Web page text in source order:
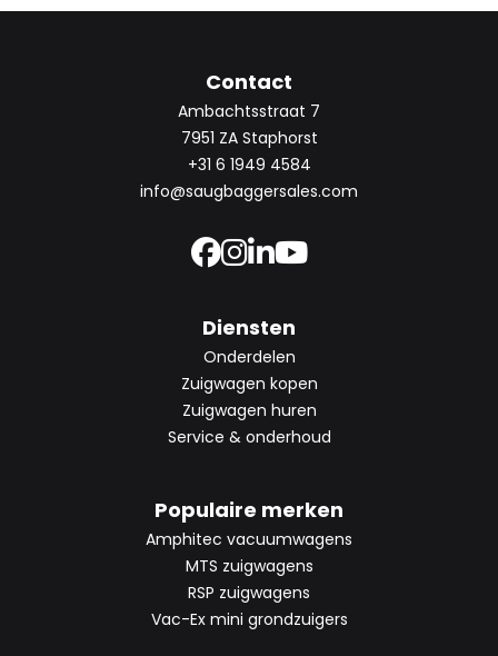
Contact
Ambachtsstraat 7
7951 ZA Staphorst
+31 6 1949 4584
info@saugbaggersales.com
Diensten
Onderdelen
Zuigwagen kopen
Zuigwagen huren
Service & onderhoud
Populaire merken
Amphitec vacuumwagens
MTS zuigwagens
RSP zuigwagens
Vac-Ex mini grondzuigers